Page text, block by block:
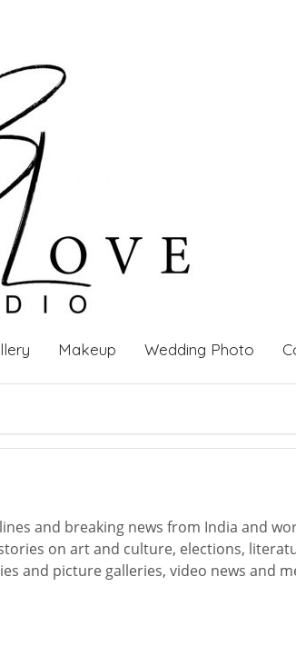
Makeup Wedding Photo
and breaking news from India and
on art and culture, elections,
and picture galleries, video news and